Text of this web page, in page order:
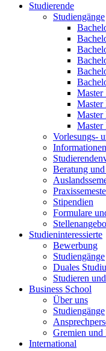
Studierende
Studiengänge
Master
Master
Master
Master
Vorlesungs-
Beratung
Stipendien
Formulare
Studieninteressierte
Bewerbung
Studiengänge
Duales
Studieren
Business School
Über uns
Studiengänge
Gremien und
International